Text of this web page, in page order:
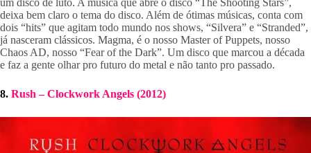
deixa bem claro o tema do disco. Além de ótimas músicas, conta com
dois “hits” que agitam todo mundo nos shows, “Silvera” e “Stranded”,
já nasceram clássicos. Magma, é o nosso Master of Puppets, nosso
Chaos AD, nosso “Fear of the Dark”. Um disco que marcou a década
e faz a gente olhar pro futuro do metal e não tanto pro passado.
8. Rush – Clockwork Angels (2012)